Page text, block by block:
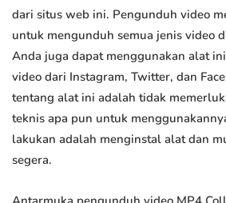
dari situs web ini. Pengunduh video
untuk mengunduh semua jenis video
Anda juga dapat menggunakan alat
video dari Instagram, Twitter, dan
tentang alat ini adalah tidak
teknis apa pun untuk
lakukan adalah menginstal alat dan
segera.